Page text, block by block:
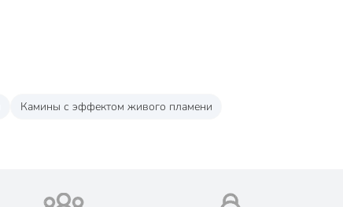
Камины с эффектом живого пламени